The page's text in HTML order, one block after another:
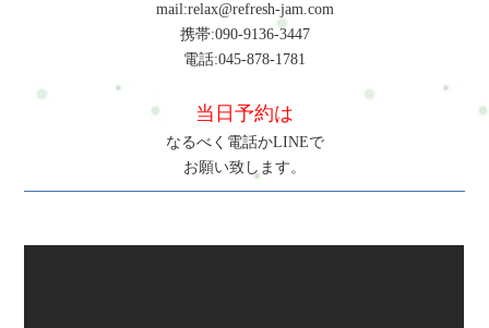
mail:relax@refresh-jam.com
携帯:090-9136-3447
電話:045-878-1781
当日予約は
なるべく電話かLINEで
お願い致します。